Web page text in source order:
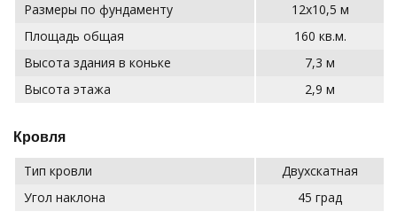
Размеры по фундаменту
12х10,5 м
Площадь общая
160 кв.м.
Высота здания в коньке
7,3 м
Высота этажа
2,9 м
Кровля
Тип кровли
Двухскатная
Угол наклона
45 град